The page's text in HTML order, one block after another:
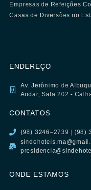
Empresas de Refeições
Casas de Diversões no
ENDEREÇO
Av. Jerônimo de
Andar, Sala 202 -
CONTATOS
(98) 3246–2739 | (98)
ONDE ESTAMOS